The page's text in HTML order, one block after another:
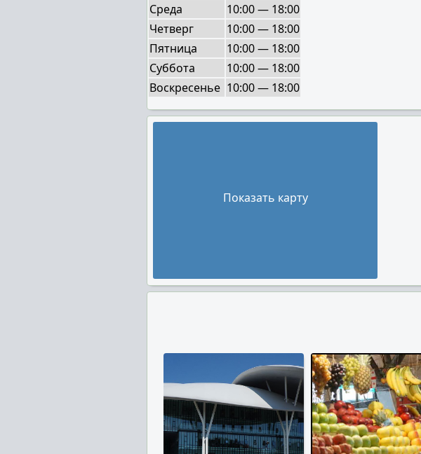
Среда
10:00 — 18:00
Четверг
10:00 — 18:00
Пятница
10:00 — 18:00
Суббота
10:00 — 18:00
Воскресенье 10:00 — 18:00
Показать карту